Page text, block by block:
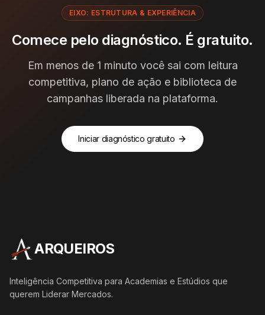
EIXO: ESTRUTURA & EXPERIÊNCIA
Comece pelo diagnóstico. É gratuito.
Em menos de 1 minuto você sai com leitura
competitiva, plano de ação e biblioteca de
campanhas liberada na plataforma.
Iniciar diagnóstico gratuito
ARQUEIROS
Inteligência Competitiva para Academias e Estúdios que
querem Liderar Mercados.